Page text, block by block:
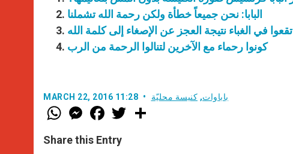
البابا: نحن جميعاً خطأة ولكن رحمة الله تشملنا
لا تقعوا في الغباء نتيجة العجز عن الإصغاء إلى كلمة الله
كونوا رحماء مع الآخرين لتنالوا الرحمة من الرب
MARCH 22, 2016 11:28 باباوات, كنيسة محليّة
W
h
t
s
M
e
s
e
F
a
e
b
w
Share this Entry